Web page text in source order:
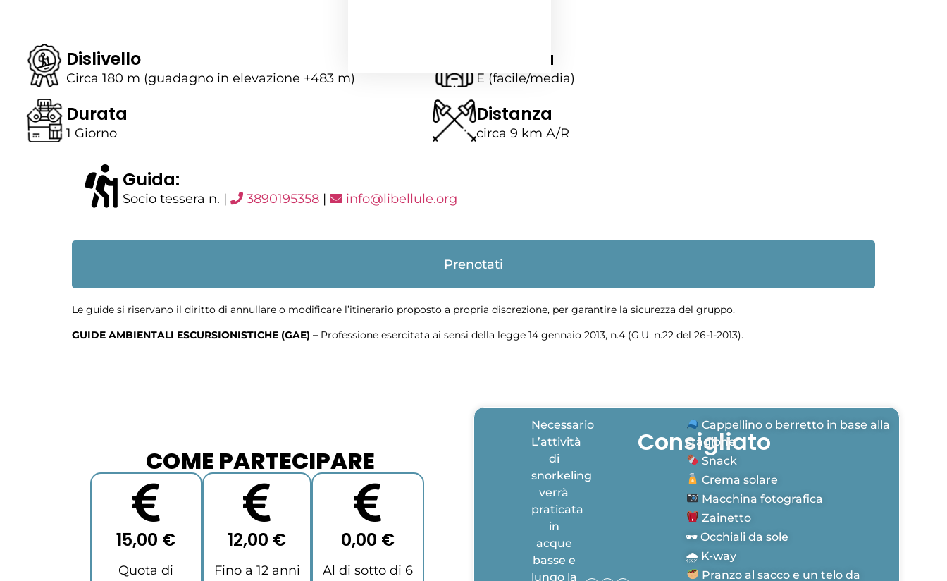
Dislivello
Circa 180 m (guadagno in elevazione +483 m)
Difficoltà
E (facile/media)
Durata
1 Giorno
Distanza
circa 9 km A/R
Guida:
Socio tessera n. | 3890195358 | info@libellule.org
Prenotati
Le guide si riservano il diritto di annullare o modificare l’itinerario proposto a propria discrezione, per garantire la sicurezza del gruppo.
GUIDE AMBIENTALI ESCURSIONISTICHE (GAE) – Professione esercitata ai sensi della legge 14 gennaio 2013, n.4 (G.U. n.22 del 26-1-2013).
COME PARTECIPARE
15,00 €
Quota di
12,00 €
Fino a 12 anni
0,00 €
Al di sotto di 6
Necessario
L’attività
di
snorkeling
verrà
praticata
in
acque
basse e
lungo la
Consigliato
Cappellino o berretto in base alla
stagione
Snack
Crema solare
Macchina fotografica
Zainetto
🕶 Occhiali da sole
🌧 K-way
Pranzo al sacco e un telo da